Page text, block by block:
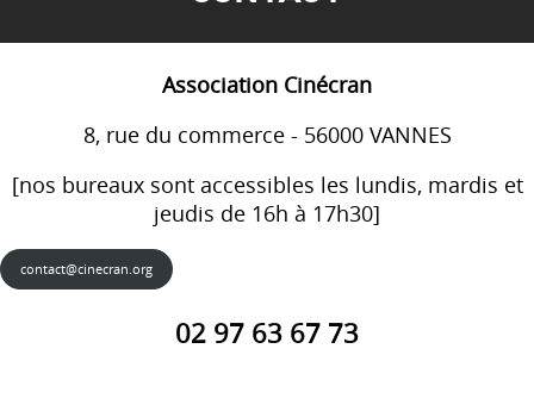
Association Cinécran
8, rue du commerce - 56000 VANNES
[nos bureaux sont accessibles les lundis, mardis et
jeudis de 16h à 17h30]
contact@cinecran.org
02 97 63 67 73